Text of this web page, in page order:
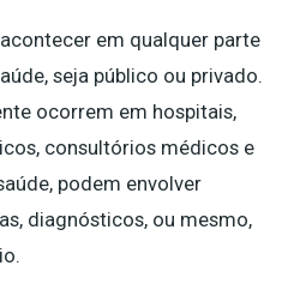
em qualquer parte
seja público ou privado.
ocorrem em hospitais,
consultórios médicos e
podem envolver
diagnósticos, ou mesmo,